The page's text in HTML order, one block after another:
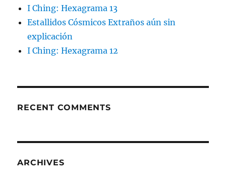
I Ching: Hexagrama 13
Estallidos Cósmicos Extraños aún sin
explicación
I Ching: Hexagrama 12
RECENT COMMENTS
ARCHIVES